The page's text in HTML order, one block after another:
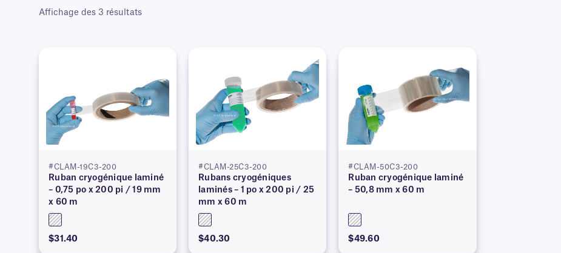
Affichage des 3 résultats
#CLAM-19C3-200
Ruban cryogénique laminé
– 0,75 po x 200 pi / 19 mm
x 60 m
$31.40
#CLAM-25C3-200
Rubans cryogéniques
laminés – 1 po x 200 pi / 25
mm x 60 m
$40.30
#CLAM-50C3-200
Ruban cryogénique laminé
– 50,8 mm x 60 m
$49.60